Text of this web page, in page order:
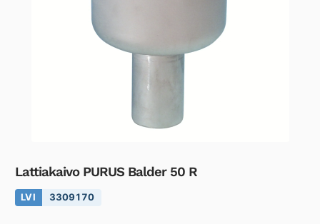
Lattiakaivo PURUS Balder 50 R
LVI 3309170